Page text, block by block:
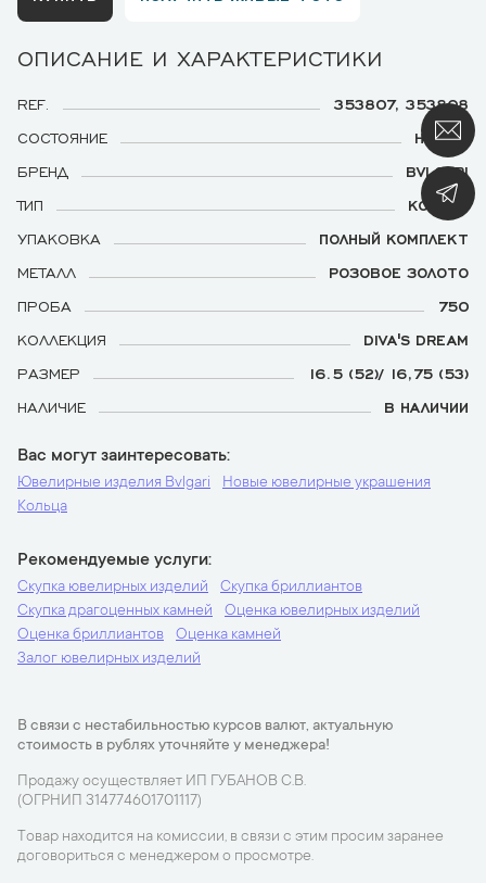
ОПИСАНИЕ И ХАРАКТЕРИСТИКИ
REF.
353807, 353808
СОСТОЯНИЕ
НОВЫЕ
БРЕНД
BVLGARI
ТИП
КОЛЬЦО
УПАКОВКА
ПОЛНЫЙ КОМПЛЕКТ
МЕТАЛЛ
РОЗОВОЕ ЗОЛОТО
ПРОБА
750
КОЛЛЕКЦИЯ
DIVA'S DREAM
РАЗМЕР
16.5 (52)/ 16,75 (53)
НАЛИЧИЕ
В НАЛИЧИИ
Вас могут заинтересовать
Ювелирные изделия Bvlgari
Новые ювелирные украшения
Кольца
Рекомендуемые услуги
Скупка ювелирных изделий
Скупка бриллиантов
Скупка драгоценных камней
Оценка ювелирных изделий
Оценка бриллиантов
Оценка камней
Залог ювелирных изделий
В связи с нестабильностью курсов валют, актуальную
стоимость в рублях уточняйте у менеджера!
Продажу осуществляет ИП ГУБАНОВ С.В.
(ОГРНИП 314774601701117)
Товар находится на комиссии, в связи с этим просим заранее
договориться с менеджером о просмотре.